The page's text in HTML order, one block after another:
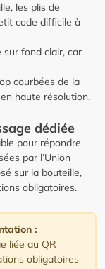
les plis de
code difficile à
sur fond clair, car
courbées de la
haute résolution.
dédiée
pour répondre
par l’Union
sur la bouteille,
obligatoires.
:
liée au QR
obligatoires